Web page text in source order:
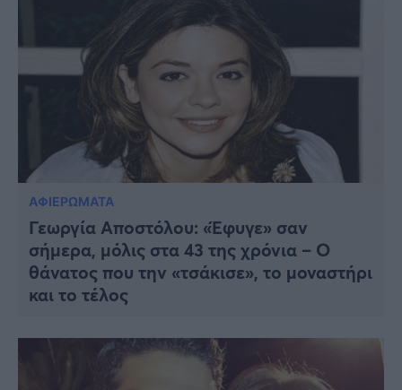
ΑΦΙΕΡΩΜΑΤΑ
Γεωργία Αποστόλου: «Έφυγε» σαν
σήμερα, μόλις στα 43 της χρόνια – Ο
θάνατος που την «τσάκισε», το μοναστήρι
και το τέλος